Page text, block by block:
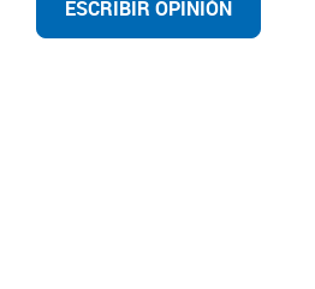
ESCRIBIR OPINIÓN